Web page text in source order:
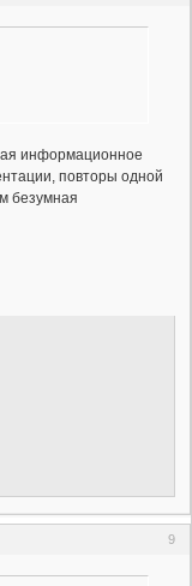
информационное
повторы одной
безумная
9